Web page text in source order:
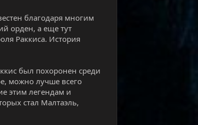
благодаря многим
орден, а еще тут
Раккиса. История
был похоронен среди
можно лучше всего
этим легендам и
стал Малтаэль,